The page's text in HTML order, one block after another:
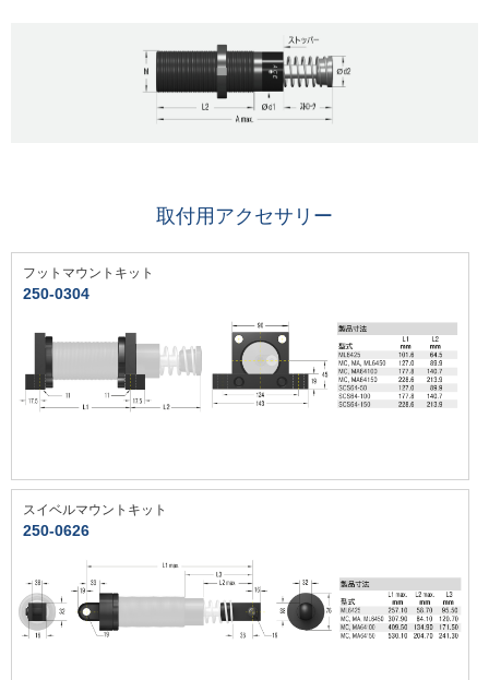
取付用アクセサリー
フットマウントキット
250-0304
スイベルマウントキット
250-0626